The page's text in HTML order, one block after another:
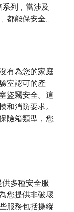
列，當涉及
都能保安全。
有為您的家庭
室認可的產
盜竊安全。這
和消防要求。
險箱類型，您
多種安全服
您提供非破壞
服務包括操縱